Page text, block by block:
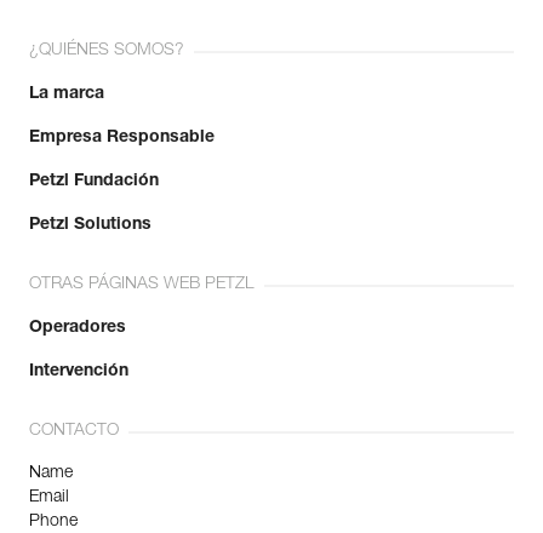
¿QUIÉNES SOMOS?
La marca
Empresa Responsable
Petzl Fundación
Petzl Solutions
OTRAS PÁGINAS WEB PETZL
Operadores
Intervención
CONTACTO
Name
Email
Phone